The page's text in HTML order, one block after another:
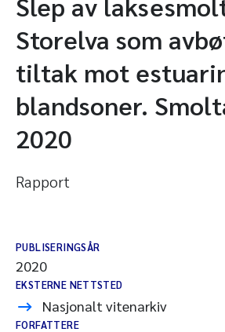
Storelva som
tiltak mot
blandsoner.
2020
Rapport
PUBLISERINGSÅR
2020
EKSTERNE NETTSTED
Nasjonalt vitenarkiv
FORFATTERE